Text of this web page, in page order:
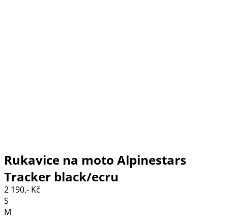
Rukavice na moto Alpinestars
Tracker black/ecru
2 190,- Kč
S
M